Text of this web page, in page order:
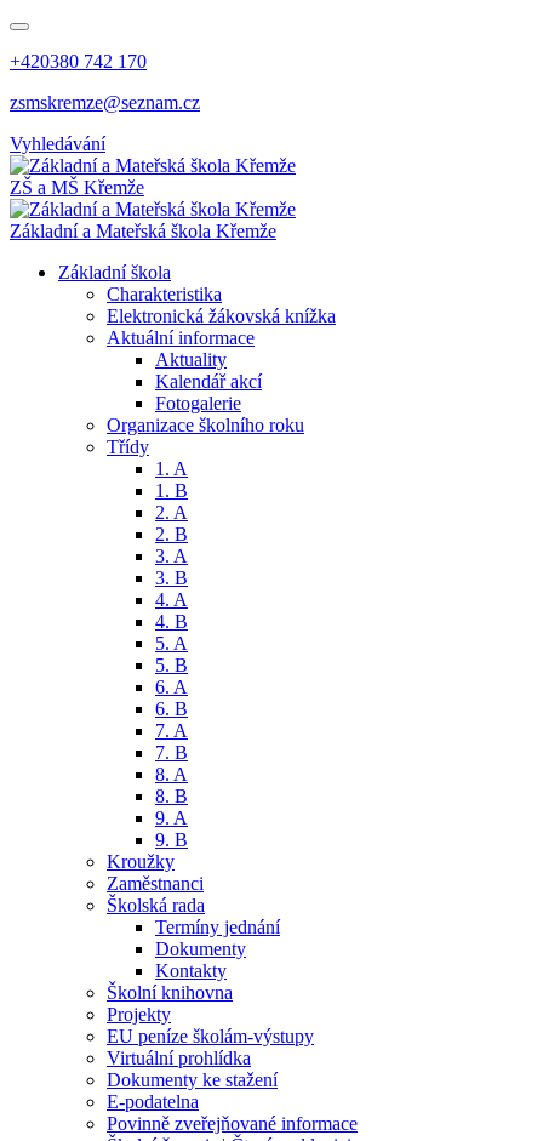
+420380 742 170
zsmskremze@seznam.cz
Vyhledávání
ZŠ a MŠ Křemže
Základní a Mateřská škola Křemže
Základní škola
Charakteristika
Elektronická žákovská knížka
Aktuální informace
Aktuality
Kalendář akcí
Fotogalerie
Organizace školního roku
Třídy
1. A
1. B
2. A
2. B
3. A
3. B
4. A
4. B
5. A
5. B
6. A
6. B
7. A
7. B
8. A
8. B
9. A
9. B
Kroužky
Zaměstnanci
Školská rada
Termíny jednání
Dokumenty
Kontakty
Školní knihovna
Projekty
EU peníze školám-výstupy
Virtuální prohlídka
Dokumenty ke stažení
E-podatelna
Povinně zveřejňované informace